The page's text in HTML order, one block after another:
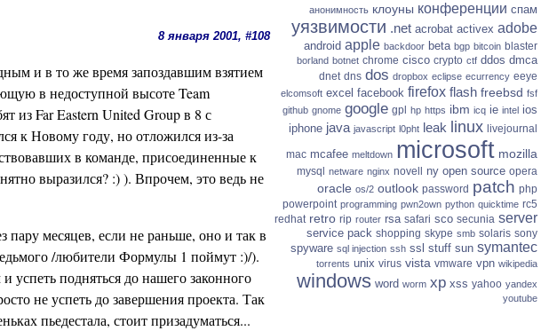
8 января 2001, #108
и в то же время запоздавшим взятием
в недоступной высоте Team
из Far Eastern United Group в 8 с
к Новому году, но отложился из-за
в команде, присоединенные к
выразился? :) ). Впрочем, это ведь не
пару месяцев, если не раньше, оно и так в
/любители Формулы 1 поймут :)/).
успеть подняться до нашего законного
не успеть до завершения проекта. Так
пьедестала, стоит призадуматься...
анонимность клоуны конференции спам
уязвимости .net acrobat activex adobe
android apple backdoor beta bgp bitcoin blaster
borland botnet chrome cisco crypto ctf ddos dmca
dnet dns dos dropbox eclipse ecurrency eeye
elcomsoft excel facebook firefox flash freebsd fsf
github gnome google gpl hp https ibm icq ie intel ios
iphone java javascript l0pht leak linux livejournal
mac mcafee meltdown microsoft mozilla
mysql netware nginx novell ny open source opera
oracle os/2 outlook password patch php
powerpoint programming pwn2own python quicktime rc5
redhat retro rip router rsa safari sco secunia server
service pack shopping skype smb solaris sony
spyware sql injection ssh ssl stuff sun symantec
torrents unix virus vista vmware vpn wikipedia
windows word worm xp xss yahoo yandex
youtube